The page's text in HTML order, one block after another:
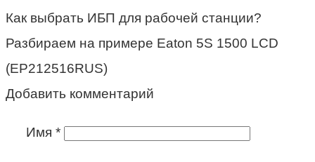
Как выбрать ИБП для рабочей станции?
Разбираем на примере Eaton 5S 1500 LCD
(EP212516RUS)
Добавить комментарий
Имя *